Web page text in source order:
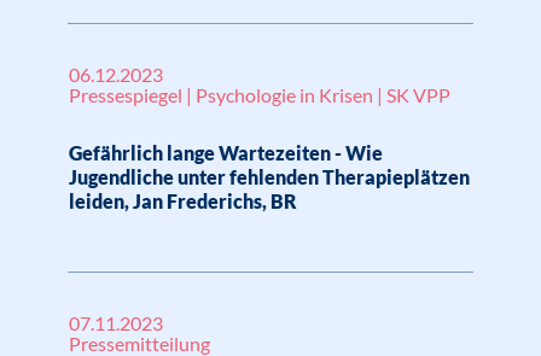
06.12.2023
Pressespiegel | Psychologie in Krisen | SK VPP
Gefährlich lange Wartezeiten - Wie
Jugendliche unter fehlenden Therapieplätzen
leiden, Jan Frederichs, BR
07.11.2023
Pressemitteilung